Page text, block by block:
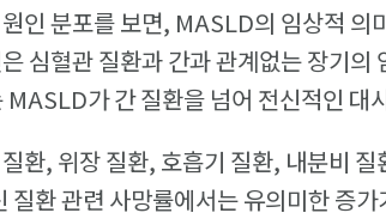
인 분포를 보면, MASLD의 임상적 의
심혈관 질환과 간과 관계없는 장기
MASLD가 간 질환을 넘어 전신적인 대
환, 위장 질환, 호흡기 질환, 내분비
질환 관련 사망률에서는 유의미한 증